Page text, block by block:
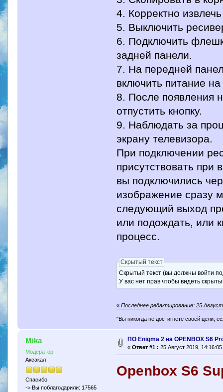
4. Корректно
5. Выключить
6. Подключить
задней панели.
7. На передней
включить питание
8. После появления
отпустить кнопку.
9. Наблюдать за
экрану телевизора.
При подключении
присутствовать
вы подключились
изображение сразу
следующий выход
или подождать, или
процесс.
Скрытый текст
Скрытый текст (вы должны войти
У вас нет прав чтобы видеть
«Последнее редактирование: 25
"Вы никогда не достигнете своей цели,
Mika
Модератор
Аксакал
Спасибо
-> Вы поблагодарили: 17565
ПО Enigma 2 на OPENBOX S6
« Ответ #1 : 25 Август 2019, 14:16:05
Openbox S6